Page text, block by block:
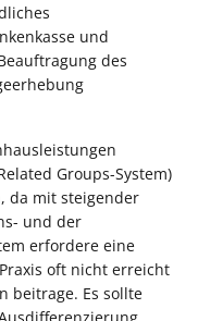
und
des
Groups-System)
da mit steigender
und der
erfordere eine
oft nicht erreicht
beitrage. Es sollte